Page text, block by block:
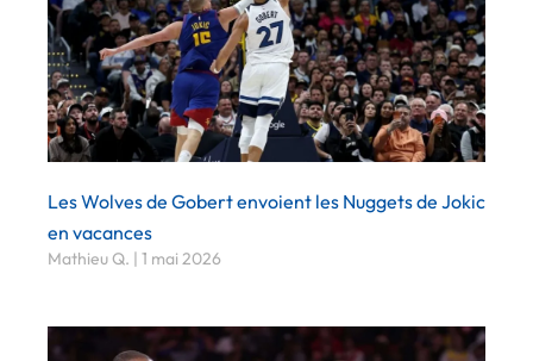
Les Wolves de Gobert envoient les Nuggets de Jokic
en vacances
Mathieu Q. 1 mai 2026